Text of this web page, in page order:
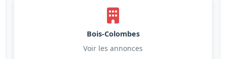
Bois-Colombes
Voir les annonces